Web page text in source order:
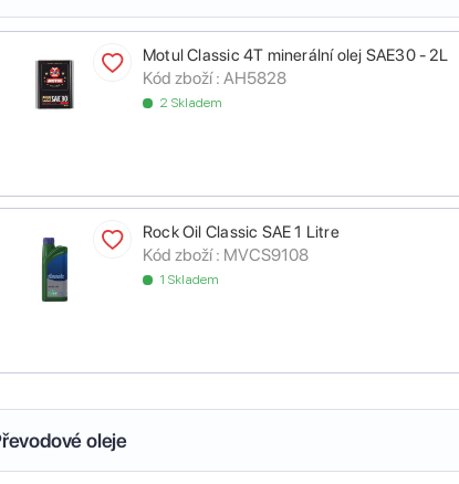
Motul Classic 4T minerální olej SAE30 - 2L
Kód zboží : AH5828
2 Skladem
Rock Oil Classic SAE 1 Litre
Kód zboží : MVCS9108
1 Skladem
oleje